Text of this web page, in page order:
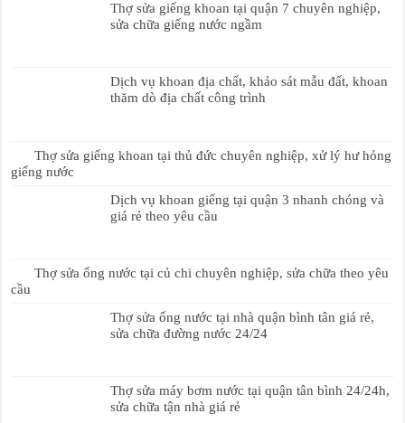
Thợ sửa giếng khoan tại quận 7 chuyên nghiệp,
sửa chữa giếng nước ngầm
Dịch vụ khoan địa chất, khảo sát mẫu đất, khoan
thăm dò địa chất công trình
Thợ sửa giếng khoan tại thủ đức chuyên nghiệp, xử lý hư hỏng
giếng nước
Dịch vụ khoan giếng tại quận 3 nhanh chóng và
giá rẻ theo yêu cầu
Thợ sửa ống nước tại củ chi chuyên nghiệp, sửa chữa theo yêu
cầu
Thợ sửa ống nước tại nhà quận bình tân giá rẻ,
sửa chữa đường nước 24/24
Thợ sửa máy bơm nước tại quận tân bình 24/24h,
sửa chữa tận nhà giá rẻ